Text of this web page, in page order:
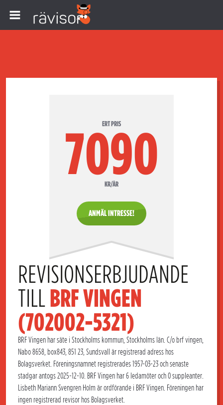
ERT PRIS
7090
KR/ÅR
ANMÄL INTRESSE!
REVISIONSERBJUDANDE
TILL BRF VINGEN
(702002-5321)
BRF Vingen har säte i Stockholms kommun, Stockholms län. C/o brf vingen,
Nabo 8658, box843, 851 23, Sundsvall är registrerad adress hos
Bolagsverket. Föreningsnamnet registrerades 1957-03-23 och senaste
stadgar antogs 2025-12-10. BRF Vingen har 6 ledamöter och 0 suppleanter.
Lisbeth Mariann Svengren Holm är ordförande i BRF Vingen. Föreningen har
ingen registrerad revisor hos Bolagsverket.